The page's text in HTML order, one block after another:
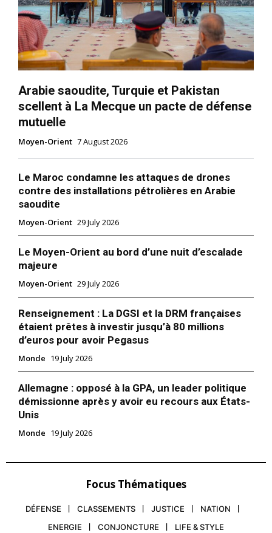
S'ABONNER MAINTENANT
Insight Publications
À propos
Nous contacter
Formules d’abonnement
Related
classe Ohio SSGN a traversé
le Canal de Suez direction le
Moyen-Orient
In "USA"
Mikhaïl Bogdanov,
Représentant spécial de
Poutine pour le Moyen-Orient
En visite au Maroc, le vice-
ministre russe des Affaires
étrangères et Représentant
Affaires étrangères et de la
Coopération. Et outre la
promotion des relations
antiterroriste, les entretiens
entre…
Incendie, toilettes bouchées
Arabie saoudite, Turquie et Pakistan
scellent à La Mecque un pacte de défense
mutuelle
Moyen-Orient 7 August 2026
Le Maroc condamne les attaques de drones
contre des installations pétrolières en Arabie
saoudite
Moyen-Orient 29 July 2026
Le Moyen-Orient au bord d’une nuit d’escalade
majeure
Moyen-Orient 29 July 2026
Renseignement : La DGSI et la DRM françaises
étaient prêtes à investir jusqu’à 80 millions
d’euros pour avoir Pegasus
Monde 19 July 2026
Allemagne : opposé à la GPA, un leader politique
démissionne après y avoir eu recours aux États-
Unis
Monde 19 July 2026
Focus Thématiques
DÉFENSE CLASSEMENTS JUSTICE
NATION
ENERGIE
CONJONCTURE LIFE & STYLE